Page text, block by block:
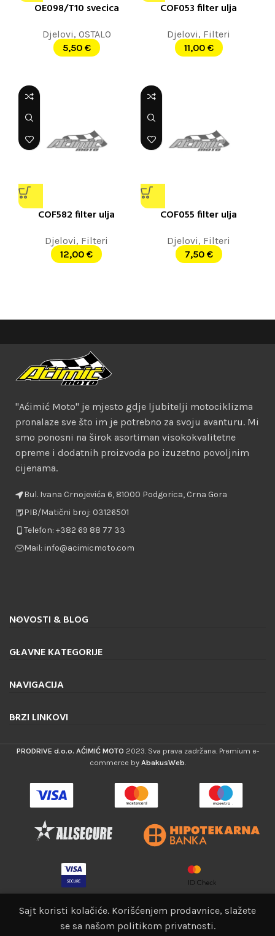
OE098/T10 svecica
Djelovi, OSTALO
5,50 €
COF053 filter ulja
Djelovi, Filteri
11,00 €
COF582 filter ulja
Djelovi, Filteri
12,00 €
COF055 filter ulja
Djelovi, Filteri
7,50 €
"Aćimić Moto" je mjesto gdje ljubitelji motociklizma
pronalaze sve što im je potrebno za svoju avanturu. Mi
smo ponosni na širok asortiman visokokvalitetne
opreme i dodatnih proizvoda po izuzetno povoljnim
cijenama.
Bul. Ivana Crnojevića 6, 81000 Podgorica, Crna Gora
PIB/Matični broj: 03126501
Telefon: +382 69 88 77 33
Mail: info@acimicmoto.com
NOVOSTI & BLOG
GLAVNE KATEGORIJE
NAVIGACIJA
BRZI LINKOVI
PRODRIVE d.o.o. AĆIMIĆ MOTO 2023. Sva prava zadržana. Premium e-
commerce by AbakusWeb
Sajt koristi kolačiće. Korišćenjem prodavnice, slažete
se sa našom politikom privatnosti.
Plasticni
poklopac 4,50€